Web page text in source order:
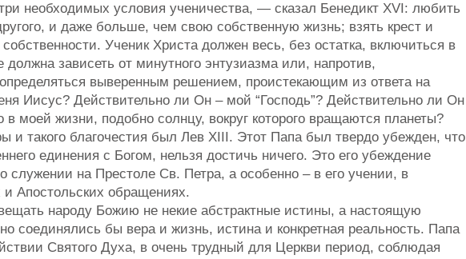
необходимых условия ученичества, — сказал Бенедикт XVI: любить
и даже больше, чем свою собственную жизнь; взять крест и
Ученик Христа должен весь, без остатка, включиться в
должна зависеть от минутного энтузиазма или, напротив,
выверенным решением, проистекающим из ответа на
Иисус? Действительно ли Он – мой “Господь”? Действительно ли Он
в моей жизни, подобно солнцу, вокруг которого вращаются планеты?
и такого благочестия был Лев XIII. Этот Папа был твердо убежден, что
единения с Богом, нельзя достичь ничего. Это его убеждение
служении на Престоле Св. Петра, а особенно – в его учении, в
Апостольских обращениях.
народу Божию не некие абстрактные истины, а настоящую
соединялись бы вера и жизнь, истина и конкретная реальность. Папа
Святого Духа, в очень трудный для Церкви период, соблюдая